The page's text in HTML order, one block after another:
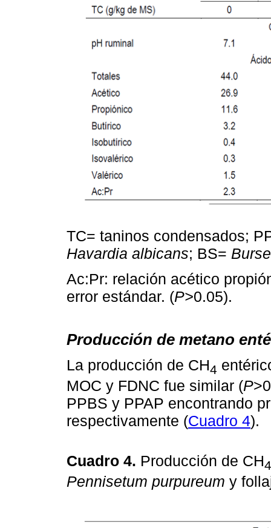
TC= taninos condensados;
Havardia albicans; BS=
Ac:Pr: relación acético
error estándar. (P>0.05).
Producción de metano
La producción de CH4
MOC y FDNC fue similar (P
PPBS y PPAP encontrando
respectivamente (Cuadro 4).
Cuadro 4. Producción de CH4
Pennisetum purpureum y